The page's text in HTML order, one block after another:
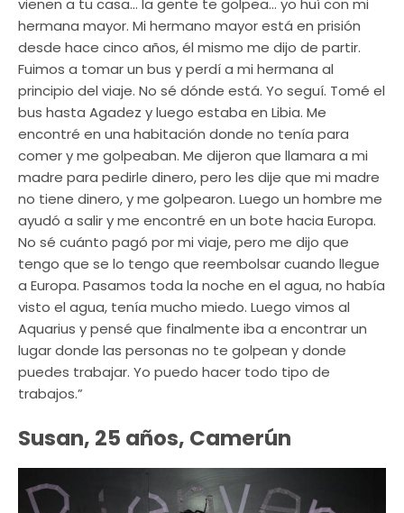
vienen a tu casa… la gente te golpea… yo huí con mi
hermana mayor. Mi hermano mayor está en prisión
desde hace cinco años, él mismo me dijo de partir.
Fuimos a tomar un bus y perdí a mi hermana al
principio del viaje. No sé dónde está. Yo seguí. Tomé el
bus hasta Agadez y luego estaba en Libia. Me
encontré en una habitación donde no tenía para
comer y me golpeaban. Me dijeron que llamara a mi
madre para pedirle dinero, pero les dije que mi madre
no tiene dinero, y me golpearon. Luego un hombre me
ayudó a salir y me encontré en un bote hacia Europa.
No sé cuánto pagó por mi viaje, pero me dijo que
tengo que se lo tengo que reembolsar cuando llegue
a Europa. Pasamos toda la noche en el agua, no había
visto el agua, tenía mucho miedo. Luego vimos al
Aquarius y pensé que finalmente iba a encontrar un
lugar donde las personas no te golpean y donde
puedes trabajar. Yo puedo hacer todo tipo de
trabajos.”
Susan, 25 años, Camerún